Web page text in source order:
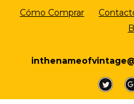
Cómo Comprar
a